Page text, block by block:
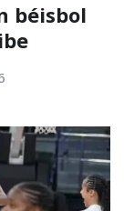
béisbol